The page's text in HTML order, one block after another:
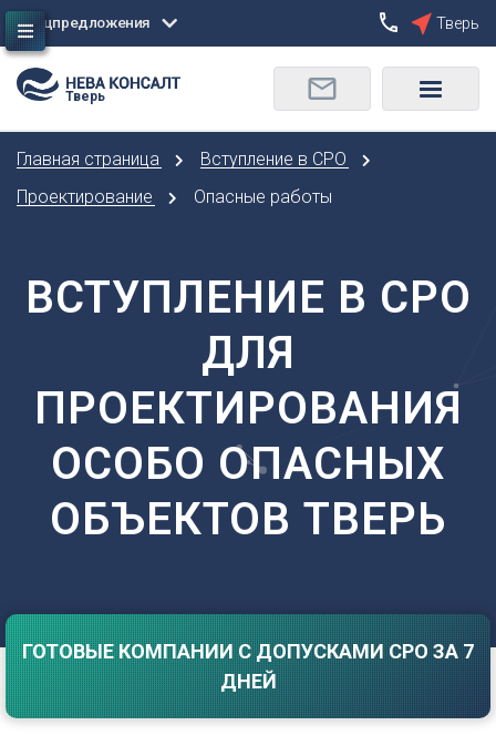
Сбросить
Москва
Санкт-Петербург
Б
Барнаул
В
Владивосток
Владикавказ
Волгоград
Екатеринбург
И
Иваново
Ижевск
О
Орел
Оренбург
Пермь
Рязань
С
Самара
Саратов
Сочи
Ставрополь
Т
Тамбов
Спецпредложения Тверь
Тверь
Главная страница
Вступление в СРО
Проектирование
Опасные работы
ВСТУПЛЕНИЕ В СРО
ДЛЯ
ПРОЕКТИРОВАНИЯ
ОСОБО ОПАСНЫХ
ОБЪЕКТОВ ТВЕРЬ
ГОТОВЫЕ КОМПАНИИ С ДОПУСКАМИ СРО ЗА 7
ДНЕЙ